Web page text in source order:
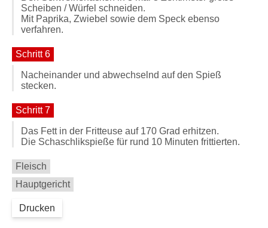
Scheiben / Würfel schneiden.
Mit Paprika, Zwiebel sowie dem Speck ebenso
verfahren.
Schritt 6
Nacheinander und abwechselnd auf den Spieß
stecken.
Schritt 7
Das Fett in der Fritteuse auf 170 Grad erhitzen.
Die Schaschlikspieße für rund 10 Minuten frittierten.
Fleisch
Hauptgericht
Drucken